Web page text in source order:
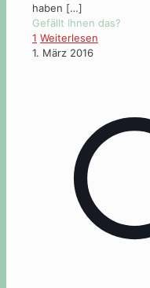
haben […]
Gefällt Ihnen das?
1 Weiterlesen
1. März 2016